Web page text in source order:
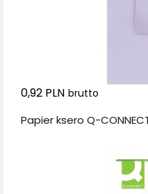
0,92 PLN brutto
Papier ksero Q-